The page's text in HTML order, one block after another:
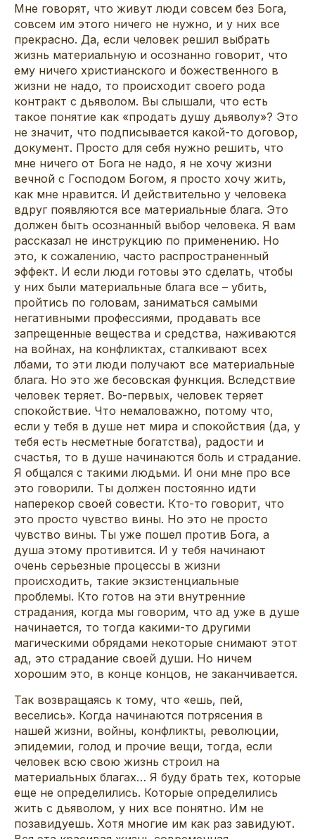
Мне говорят, что живут люди совсем без Бога,
совсем им этого ничего не нужно, и у них все
прекрасно. Да, если человек решил выбрать
жизнь материальную и осознанно говорит, что
ему ничего христианского и божественного в
жизни не надо, то происходит своего рода
контракт с дьяволом. Вы слышали, что есть
такое понятие как «продать душу дьяволу»? Это
не значит, что подписывается какой-то договор,
документ. Просто для себя нужно решить, что
мне ничего от Бога не надо, я не хочу жизни
вечной с Господом Богом, я просто хочу жить,
как мне нравится. И действительно у человека
вдруг появляются все материальные блага. Это
должен быть осознанный выбор человека. Я вам
рассказал не инструкцию по применению. Но
это, к сожалению, часто распространенный
эффект. И если люди готовы это сделать, чтобы
у них были материальные блага все – убить,
пройтись по головам, заниматься самыми
негативными профессиями, продавать все
запрещенные вещества и средства, наживаются
на войнах, на конфликтах, сталкивают всех
лбами, то эти люди получают все материальные
блага. Но это же бесовская функция. Вследствие
человек теряет. Во-первых, человек теряет
спокойствие. Что немаловажно, потому что,
если у тебя в душе нет мира и спокойствия (да, у
тебя есть несметные богатства), радости и
счастья, то в душе начинаются боль и страдание.
Я общался с такими людьми. И они мне про все
это говорили. Ты должен постоянно идти
наперекор своей совести. Кто-то говорит, что
это просто чувство вины. Но это не просто
чувство вины. Ты уже пошел против Бога, а
душа этому противится. И у тебя начинают
очень серьезные процессы в жизни
происходить, такие экзистенциальные
проблемы. Кто готов на эти внутренние
страдания, когда мы говорим, что ад уже в душе
начинается, то тогда какими-то другими
магическими обрядами некоторые снимают этот
ад, это страдание своей души. Но ничем
хорошим это, в конце концов, не заканчивается.
Так возвращаясь к тому, что «ешь, пей,
веселись». Когда начинаются потрясения в
нашей жизни, войны, конфликты, революции,
эпидемии, голод и прочие вещи, тогда, если
человек всю свою жизнь строил на
материальных благах… Я буду брать тех, которые
еще не определились. Которые определились
жить с дьяволом, у них все понятно. Им не
позавидуешь. Хотя многие им как раз завидуют.